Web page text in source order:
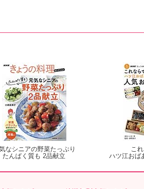
なシニアの野菜たっぷり
たんぱく質も 2品献立
こ
ハツ江おば